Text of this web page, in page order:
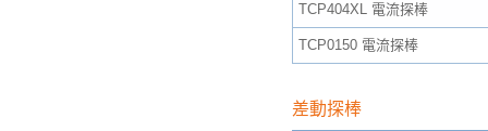
TCP404XL 電流探棒
TCP0150 電流探棒
差動探棒